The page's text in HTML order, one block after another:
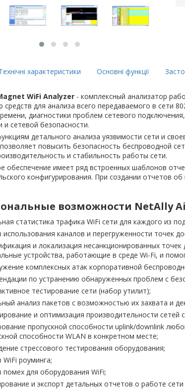
характеристики Основні функції
WiFi Analyzer- комплексный анализатор
средств для анализа всего передаваемого в сети
диагностики проблем сетевого
и сетевой безопасности.
детального анализа уязвимости сети и
повысить безопасность беспроводной
и стабильность работы сети.
обеспечение имеет ряд встроенных шаблонов
конфигурирования. При создании отчетов
возможности NetAlly
статистика трафика WiFi сети для каждого из
использования каналов и перегруженности точек
и локализация несанкционированных
устройства, работающие в среде Wi-Fi, и
комплексных атак корпоративной
по устранению обнаруженных проблем с
тестирование сети (набор утилит);
анализ пакетов с возможностью их захвата и
и оптимизация производительности сетей
пропускной способности uplink/downlink
способности WLAN в конкретном месте;
стрессового тестирования оборудования;
WiFi роуминга;
помех для оборудования WiFi;
и экспорт детальных отчетов о работе сети